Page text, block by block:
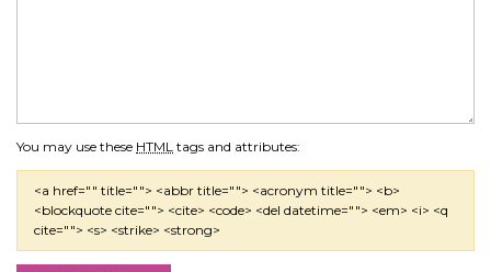
You may use these HTML tags and attributes:
<a href="" title=""> <abbr title=""> <acronym title=""> <b>
<blockquote cite=""> <cite> <code> <del datetime=""> <em> <i> <q
cite=""> <s> <strike> <strong>